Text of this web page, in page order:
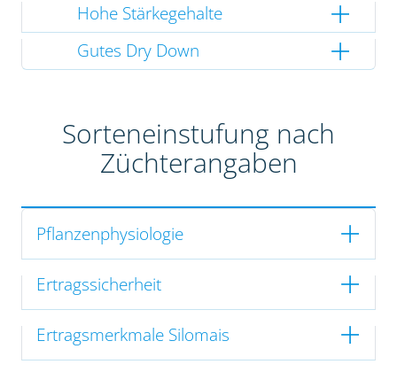
Hohe Stärkegehalte
Gutes Dry Down
Sorteneinstufung nach
Züchterangaben
Pflanzenphysiologie
Ertragssicherheit
Ertragsmerkmale Silomais